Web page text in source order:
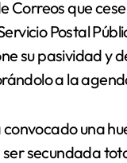
Correos que
Postal
su pasividad y
a la
convocado una
secundada